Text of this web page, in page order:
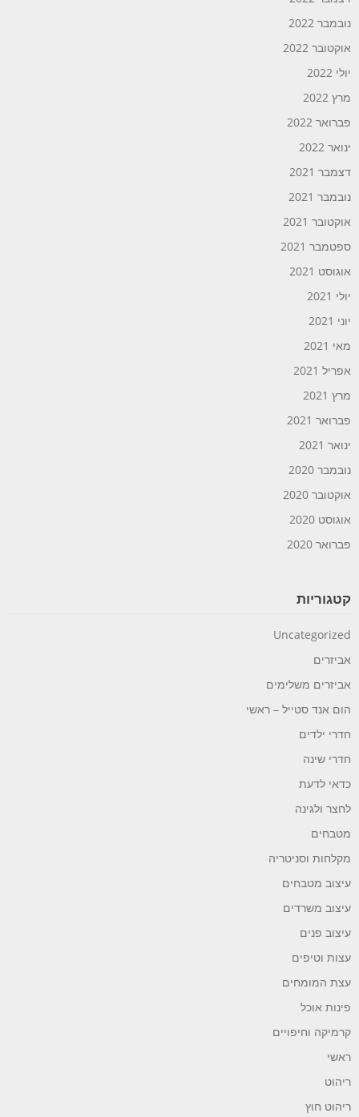
נובמבר 2022
אוקטובר 2022
יולי 2022
מרץ 2022
פברואר 2022
ינואר 2022
דצמבר 2021
נובמבר 2021
אוקטובר 2021
ספטמבר 2021
אוגוסט 2021
יולי 2021
יוני 2021
מאי 2021
אפריל 2021
מרץ 2021
פברואר 2021
ינואר 2021
נובמבר 2020
אוקטובר 2020
אוגוסט 2020
פברואר 2020
קטגוריות
Uncategorized
אביזרים
אביזרים משלימים
הום אנד סטייל – ראשי
חדרי ילדים
חדרי שינה
כדאי לדעת
לחצר ולגינה
מטבחים
מקלחות וסניטריה
עיצוב מטבחים
עיצוב משרדים
עיצוב פנים
עצות וטיפים
עצת המומחים
פינות אוכל
קרמיקה וחיפויים
ראשי
ריהוט
ריהוט חוץ